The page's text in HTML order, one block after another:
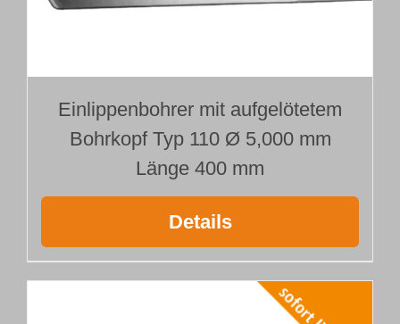
Einlippenbohrer mit aufgelötetem
Bohrkopf Typ 110 Ø 5,000 mm
Länge 400 mm
Details